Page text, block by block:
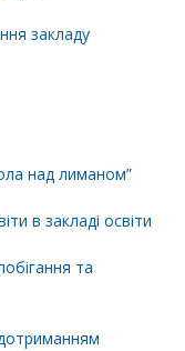
закладу
над лиманом”
в закладі освіти
та